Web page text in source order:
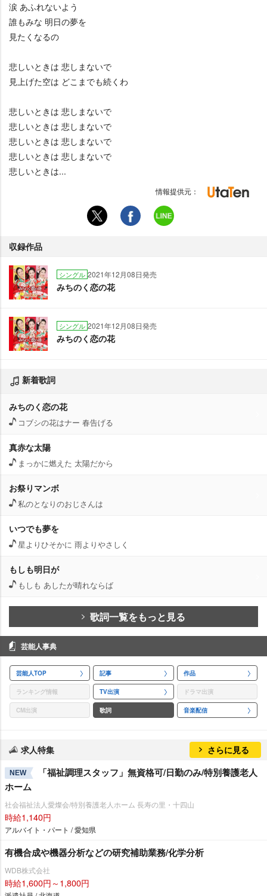
涙 あふれないよう
誰もみな 明日の夢を
見たくなるの
悲しいときは 悲しまないで
見上げた空は どこまでも続くわ
悲しいときは 悲しまないで
悲しいときは 悲しまないで
悲しいときは 悲しまないで
悲しいときは 悲しまないで
悲しいときは...
情報提供元：
収録作品
シングル 2021年12月08日発売
みちのく恋の花
シングル 2021年12月08日発売
みちのく恋の花
新着歌詞
みちのく恋の花
コブシの花はナー 春告げる
真赤な太陽
まっかに燃えた 太陽だから
お祭りマンボ
私のとなりのおじさんは
いつでも夢を
星よりひそかに 雨よりやさしく
もしも明日が
もしも あしたが晴れならば
歌詞一覧をもっと見る
芸能人事典
芸能人TOP 記事 作品
ランキング情報 TV出演 ドラマ出演
CM出演 歌詞 音楽配信
求人特集 さらに見る
NEW
「福祉調理スタッフ」無資格可/日勤のみ/特別養護老人
ホーム
社会福祉法人愛燦会/特別養護老人ホーム 長寿の里・十四山
時給1,140円
アルバイト・パート / 愛知県
有機合成や機器分析などの研究補助業務/化学分析
WDB株式会社
時給1,600円～1,800円